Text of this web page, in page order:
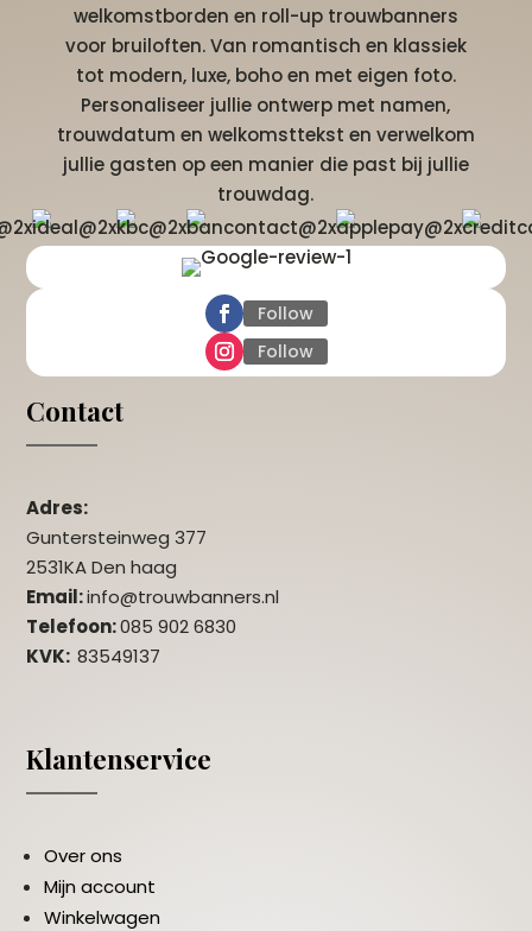
welkomstborden en roll-up trouwbanners
voor bruiloften. Van romantisch en klassiek
tot modern, luxe, boho en met eigen foto.
Personaliseer jullie ontwerp met namen,
trouwdatum en welkomsttekst en verwelkom
jullie gasten op een manier die past bij jullie
trouwdag.
Follow
Follow
Contact
Adres:
Guntersteinweg 377
2531KA Den haag
Email:info@trouwbanners.nl
Telefoon:085 902 6830
KVK:83549137
Klantenservice
Over ons
Mijn account
Winkelwagen